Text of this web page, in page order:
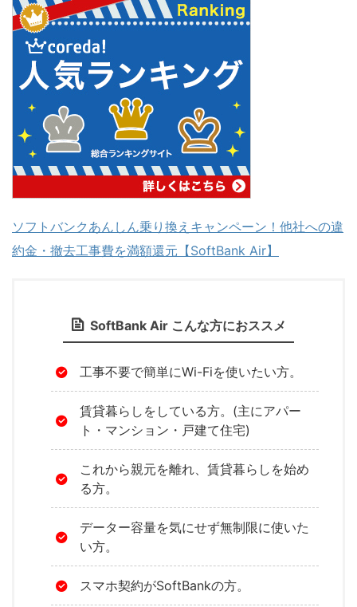
ソフトバンクあんしん乗り換えキャンペーン！他社への違
約金・撤去工事費を満額還元【SoftBank Air】
SoftBank Air こんな方におススメ
工事不要で簡単にWi-Fiを使いたい方。
賃貸暮らしをしている方。(主にアパー
ト・マンション・戸建て住宅)
これから親元を離れ、賃貸暮らしを始め
る方。
データー容量を気にせず無制限に使いた
い方。
スマホ契約がSoftBankの方。